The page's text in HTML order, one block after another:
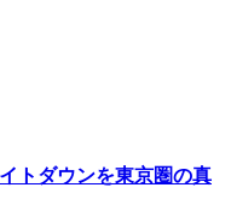
トダウンを東京圏の真